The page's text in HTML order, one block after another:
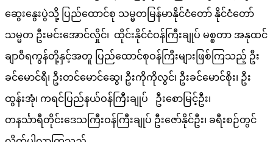
ဆွေးနွေးပွဲသို့ ပြည်ထောင်စု သမ္မတမြန်မာနိုင်ငံတော် နိုင်ငံတော်
သမ္မတ ဦးမင်းအောင်လှိုင်၊ ထိုင်းနိုင်ငံဝန်ကြီးချုပ် မစ္စတာ အနုထင်
ချာဝီရကွန်တို့နှင့်အတူ ပြည်ထောင်စုဝန်ကြီးများဖြစ်ကြသည့် ဦး
ခင်မောင်ရီ၊ ဦးတင်မောင်ဆွေ၊ ဦးကိုကိုလွင်၊ ဦးခင်မောင်စိုး၊ ဦး
ထွန်းအုံ၊ ကရင်ပြည်နယ်ဝန်ကြီးချုပ် ဦးစောမြင့်ဦး၊
တနင်္သာရီတိုင်းဒေသကြီးဝန်ကြီးချုပ် ဦးဇော်နိုင်ဦး၊ ခရီးစဉ်တွင်